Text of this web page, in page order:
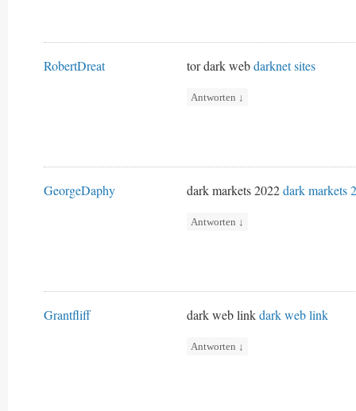
RobertDreat tor dark webdarknet sites
Antworten ↓
GeorgeDaphy dark markets 2022dark markets
Antworten ↓
Grantfliff dark web linkdark web link
Antworten ↓